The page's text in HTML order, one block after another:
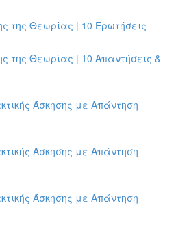
της Θεωρίας | 10 Ερωτήσεις
της Θεωρίας | 10 Απαντήσεις &
Άσκησης με Απάντηση
Άσκησης με Απάντηση
Άσκησης με Απάντηση